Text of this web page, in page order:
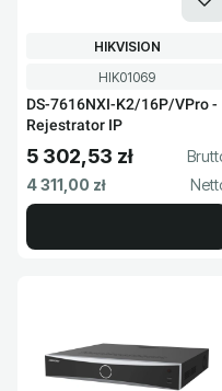
Kod produktu
HIK01069
DS-7616NXI-K2/16P/VPro -
Rejestrator IP
PRODUCENT
HIKVISION
Cena brutto
5 302,53 zł
Cena netto
4 311,00 zł